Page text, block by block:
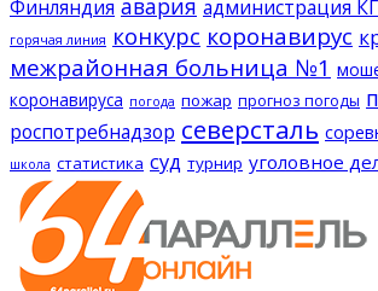
Финляндия авария администрация
горячая линия конкурс коронавирус
межрайонная больница №1
коронавируса погода пожар прогноз погоды
роспотребнадзор северсталь
школа статистика суд турнир уголовное